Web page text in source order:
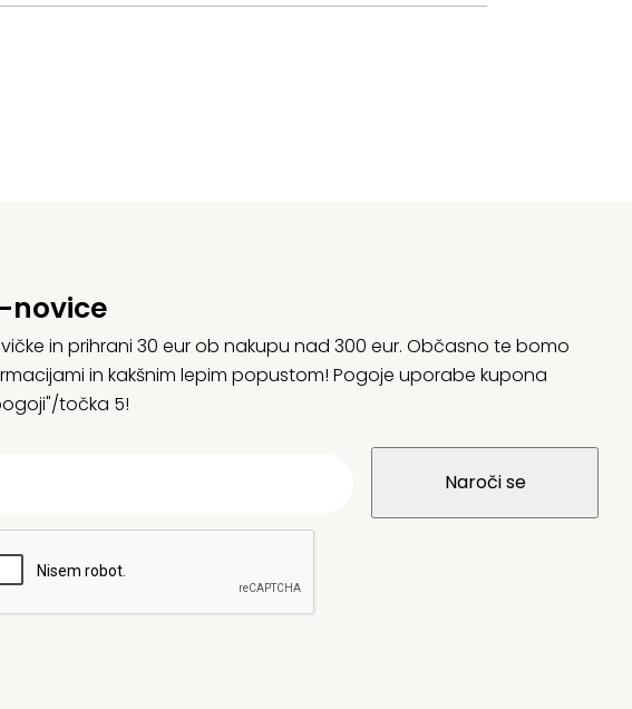
novice
in prihrani 30 eur ob nakupu nad 300 eur. Občasno te bomo
in kakšnim lepim popustom! Pogoje uporabe kupona
točka 5!